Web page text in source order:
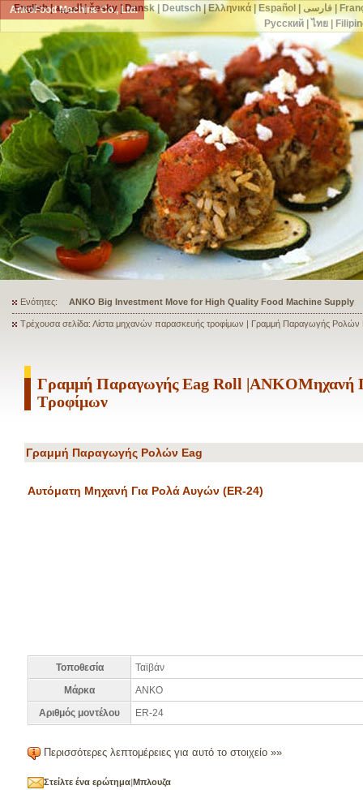
AnkoFood Machine Co., Ltd.
Ενότητες: ANKO's Food Processing Equipment Assists a Shoe Seller to Start
Τρέχουσα σελίδα: Λίστα μηχανών παρασκευής τροφίμων | Γραμμή Παραγωγής Ρολών
Γραμμή Παραγωγής Eag Roll |ANKOΜηχανή
Τροφίμων
Γραμμή Παραγωγής Ρολών Eag
Αυτόματη Μηχανή Για Ρολά Αυγών (ER-24)
Τοποθεσία
Ταϊβάν
Μάρκα
ANKO
Αριθμός μοντέλου
ER-24
Περισσότερες λεπτομέρειες για αυτό το στοιχείο »»
Στείλτε ένα ερώτημα|Μπλουζα
English|العربية|česky| Dansk| Deutsch|Ελληνικά|Español فارسی|
Русский| ไทย|